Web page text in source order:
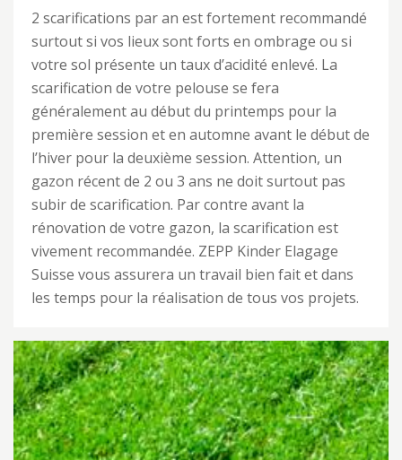
2 scarifications par an est fortement recommandé
surtout si vos lieux sont forts en ombrage ou si
votre sol présente un taux d’acidité enlevé. La
scarification de votre pelouse se fera
généralement au début du printemps pour la
première session et en automne avant le début de
l’hiver pour la deuxième session. Attention, un
gazon récent de 2 ou 3 ans ne doit surtout pas
subir de scarification. Par contre avant la
rénovation de votre gazon, la scarification est
vivement recommandée. ZEPP Kinder Elagage
Suisse vous assurera un travail bien fait et dans
les temps pour la réalisation de tous vos projets.